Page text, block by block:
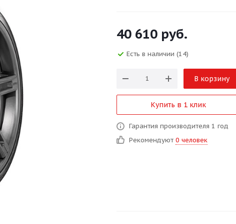
40 610 руб.
Есть в наличии (14)
В корзину
Купить в 1 клик
Гарантия производителя 1 год
Рекомендуют 0 человек